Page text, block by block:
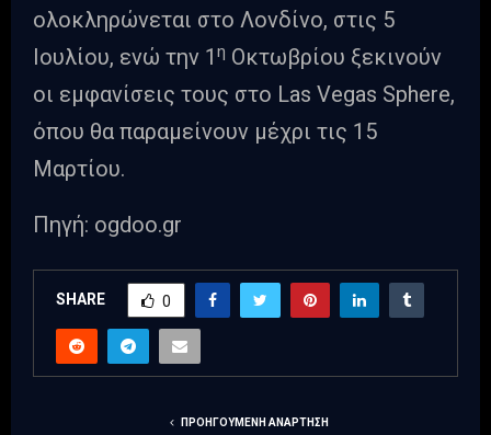
ολοκληρώνεται στο Λονδίνο, στις 5
Ιουλίου, ενώ την 1 η Οκτωβρίου ξεκινούν
οι εμφανίσεις τους στο Las Vegas Sphere,
όπου θα παραμείνουν μέχρι τις 15
Μαρτίου.
Πηγή: ogdoo.gr
SHARE 0
ΠΡΟΗΓΟΎΜΕΝΗ ΑΝΆΡΤΗΣΗ